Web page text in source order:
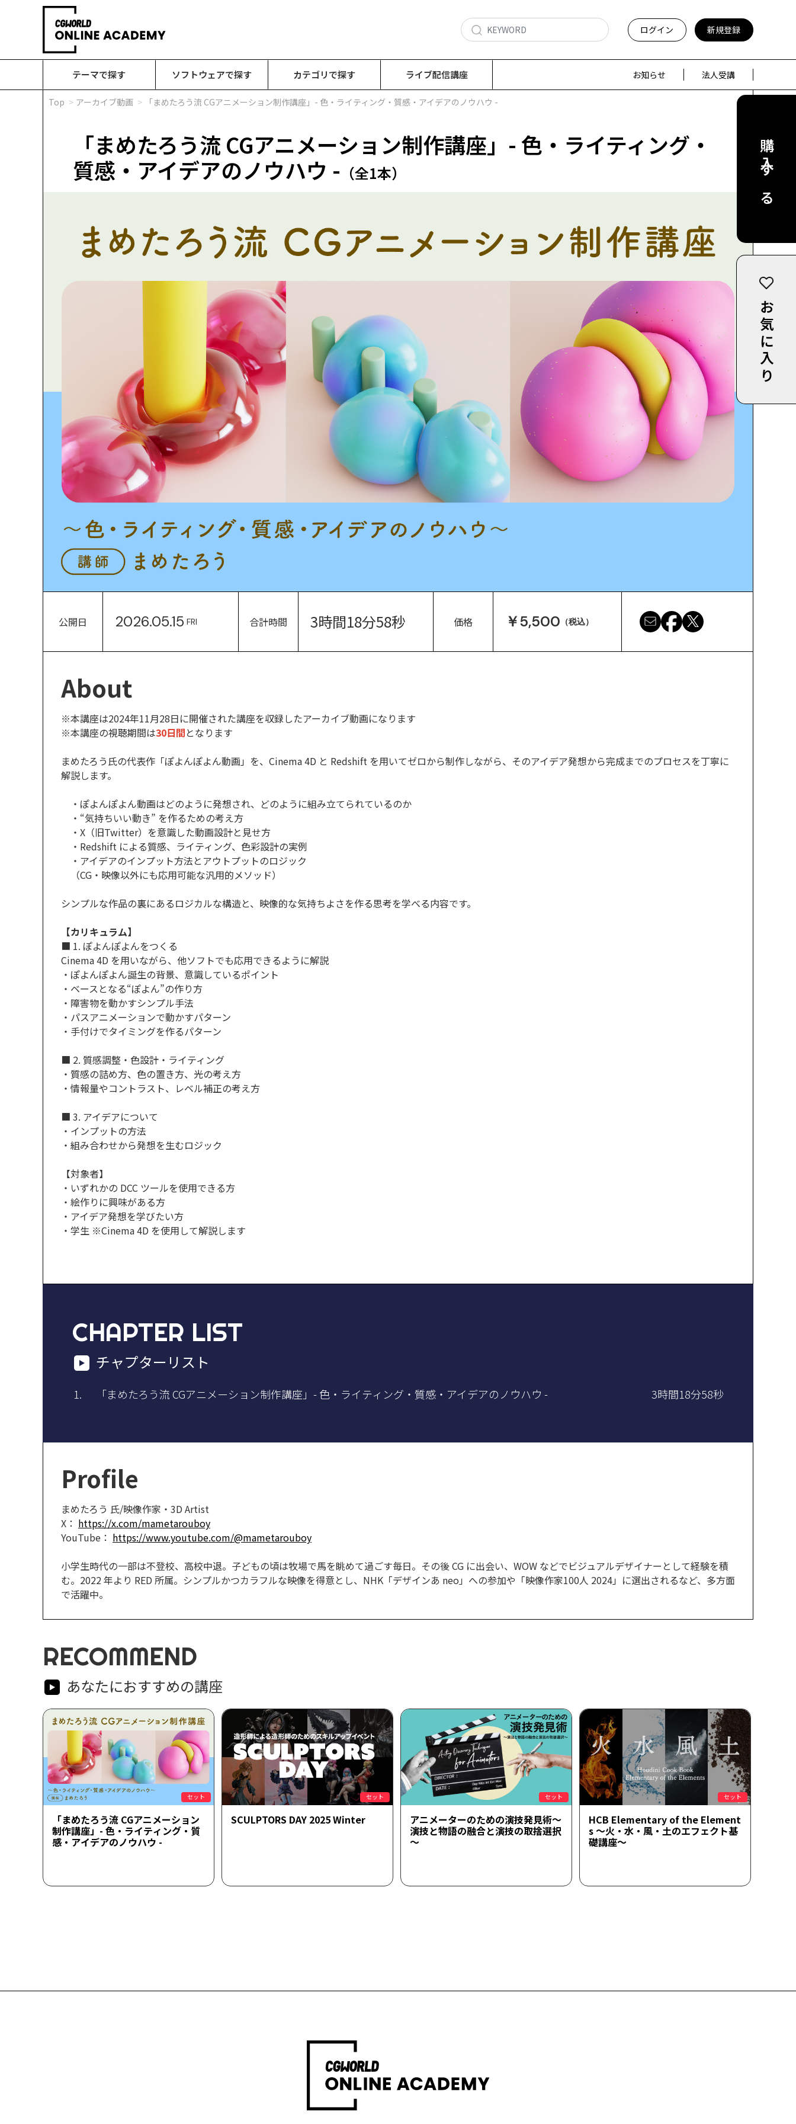
ログイン 新規登録
テーマで探す ソフトウェアで探す カテゴリで探す ライブ配信講座 お知らせ 法人受講
Top アーカイブ動画 「まめたろう流 CGアニメーション制作講座」- 色・ライティング・質感・アイデアのノウハウ -
「まめたろう流 CGアニメーション制作講座」- 色・ライティング・
質感・アイデアのノウハウ - （全1本）
公開日 2026.05.15 FRI 合計時間 3時間18分58秒 価格 ￥5,500 （税込）
About
※本講座は2024年11月28日に開催された講座を収録したアーカイブ動画になります
※本講座の視聴期間は30日間となります
まめたろう氏の代表作「ぽよんぽよん動画」を、Cinema 4D と Redshift を用いてゼロから制作しながら、そのアイデア発想から完成までのプロセスを丁寧に
解説します。
・ぽよんぽよん動画はどのように発想され、どのように組み立てられているのか
・“気持ちいい動き” を作るための考え方
・X（旧Twitter）を意識した動画設計と見せ方
・Redshift による質感、ライティング、色彩設計の実例
・アイデアのインプット方法とアウトプットのロジック
（CG・映像以外にも応用可能な汎用的メソッド）
シンプルな作品の裏にあるロジカルな構造と、映像的な気持ちよさを作る思考を学べる内容です。
【カリキュラム】
■ 1. ぽよんぽよんをつくる
Cinema 4D を用いながら、他ソフトでも応用できるように解説
・ぽよんぽよん誕生の背景、意識しているポイント
・ベースとなる“ぽよん”の作り方
・障害物を動かすシンプル手法
・パスアニメーションで動かすパターン
・手付けでタイミングを作るパターン
■ 2. 質感調整・色設計・ライティング
・質感の詰め方、色の置き方、光の考え方
・情報量やコントラスト、レベル補正の考え方
■ 3. アイデアについて
・インプットの方法
・組み合わせから発想を生むロジック
【対象者】
・いずれかの DCC ツールを使用できる方
・絵作りに興味がある方
・アイデア発想を学びたい方
・学生 ※Cinema 4D を使用して解説します
CHAPTER LIST
チャプターリスト
「まめたろう流 CGアニメーション制作講座」- 色・ライティング・質感・アイデアのノウハウ - 3時間18分58秒
Profile
まめたろう 氏/映像作家・3D Artist
X： https://x.com/mametarouboy
YouTube： https://www.youtube.com/@mametarouboy
小学生時代の一部は不登校、高校中退。子どもの頃は牧場で馬を眺めて過ごす毎日。その後 CG に出会い、WOW などでビジュアルデザイナーとして経験を積
む。2022 年より RED 所属。シンプルかつカラフルな映像を得意とし、NHK「デザインあ neo」への参加や「映像作家100人 2024」に選出されるなど、多方面
で活躍中。
購入する
お気に入り
RECOMMEND
あなたにおすすめの講座
セット
「まめたろう流 CGアニメーション
制作講座」- 色・ライティング・質
感・アイデアのノウハウ -
セット
SCULPTORS DAY 2025 Winter
セット
アニメーターのための演技発見術～
演技と物語の融合と演技の取捨選択
～
セット
HCB Elementary of the Element
s ～火・水・風・土のエフェクト基
礎講座～